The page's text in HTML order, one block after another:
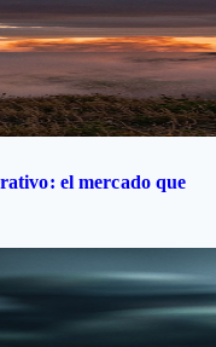
el mercado que